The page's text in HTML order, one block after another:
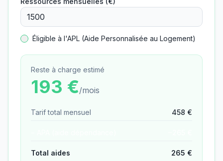
Éligible à l'APL (Aide Personnalisée au Logement)
Reste à charge estimé
193 €/mois
Tarif total mensuel 458 €
Total aides 265 €